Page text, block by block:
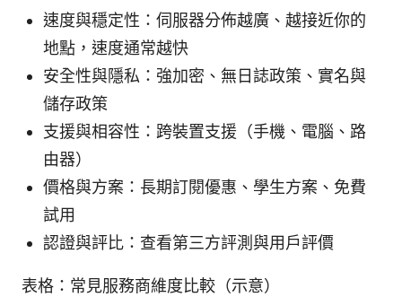
速度與穩定性：伺服器分佈越廣、越接近你的
地點，速度通常越快
安全性與隱私：強加密、無日誌政策、實名與
儲存政策
支援與相容性：跨裝置支援（手機、電腦、路
由器）
價格與方案：長期訂閱優惠、學生方案、免費
試用
認證與評比：查看第三方評測與用戶評價
表格：常見服務商維度比較（示意）